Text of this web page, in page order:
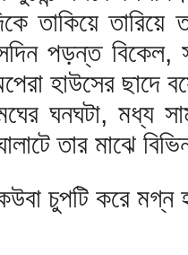
তাকিয়ে
পড়ন্ত বিকেল,
হাউসের ছাদে
ঘনঘটা, মধ্য
তার মাঝে
চুপটি করে